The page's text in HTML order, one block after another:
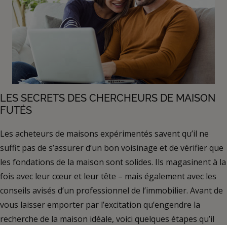
LES SECRETS DES CHERCHEURS DE MAISON
FUTÉS
Les acheteurs de maisons expérimentés savent qu’il ne
suffit pas de s’assurer d’un bon voisinage et de vérifier que
les fondations de la maison sont solides. Ils magasinent à la
fois avec leur cœur et leur tête – mais également avec les
conseils avisés d’un professionnel de l’immobilier. Avant de
vous laisser emporter par l’excitation qu’engendre la
recherche de la maison idéale, voici quelques étapes qu’il